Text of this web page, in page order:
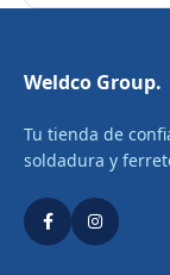
Weldco Group.
Tu tienda de
soldadura y